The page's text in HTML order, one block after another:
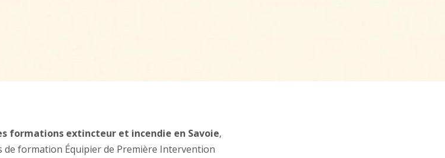
formations extincteur et incendie en Savoie,
de formation Équipier de Première Intervention